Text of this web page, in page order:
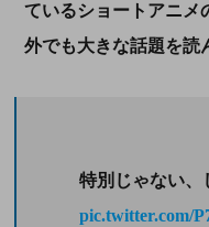
ているショートアニメ
外でも大きな話題を読
特別じゃない、
pic.twitter.com/